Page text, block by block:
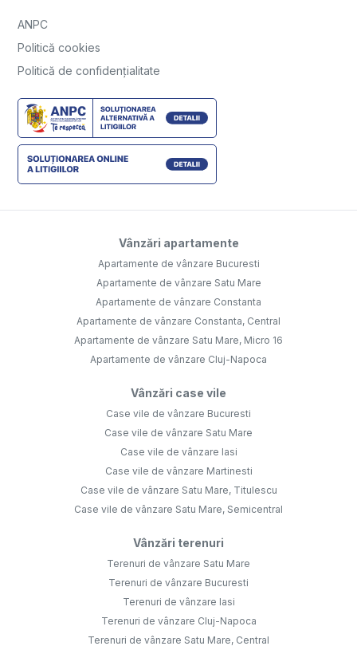
ANPC
Politică cookies
Politică de confidențialitate
Vânzări apartamente
Apartamente de vânzare Bucuresti
Apartamente de vânzare Satu Mare
Apartamente de vânzare Constanta
Apartamente de vânzare Constanta, Central
Apartamente de vânzare Satu Mare, Micro 16
Apartamente de vânzare Cluj-Napoca
Vânzări case vile
Case vile de vânzare Bucuresti
Case vile de vânzare Satu Mare
Case vile de vânzare Iasi
Case vile de vânzare Martinesti
Case vile de vânzare Satu Mare, Titulescu
Case vile de vânzare Satu Mare, Semicentral
Vânzări terenuri
Terenuri de vânzare Satu Mare
Terenuri de vânzare Bucuresti
Terenuri de vânzare Iasi
Terenuri de vânzare Cluj-Napoca
Terenuri de vânzare Satu Mare, Central